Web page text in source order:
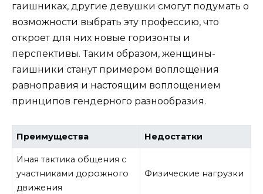
гаишниках, другие девушки смогут подумать о
возможности выбрать эту профессию, что
откроет для них новые горизонты и
перспективы. Таким образом, женщины-
гаишники станут примером воплощения
равноправия и настоящим воплощением
принципов гендерного разнообразия.
Преимущества Недостатки
Иная тактика общения с
участниками дорожного
движения
Физические нагрузки